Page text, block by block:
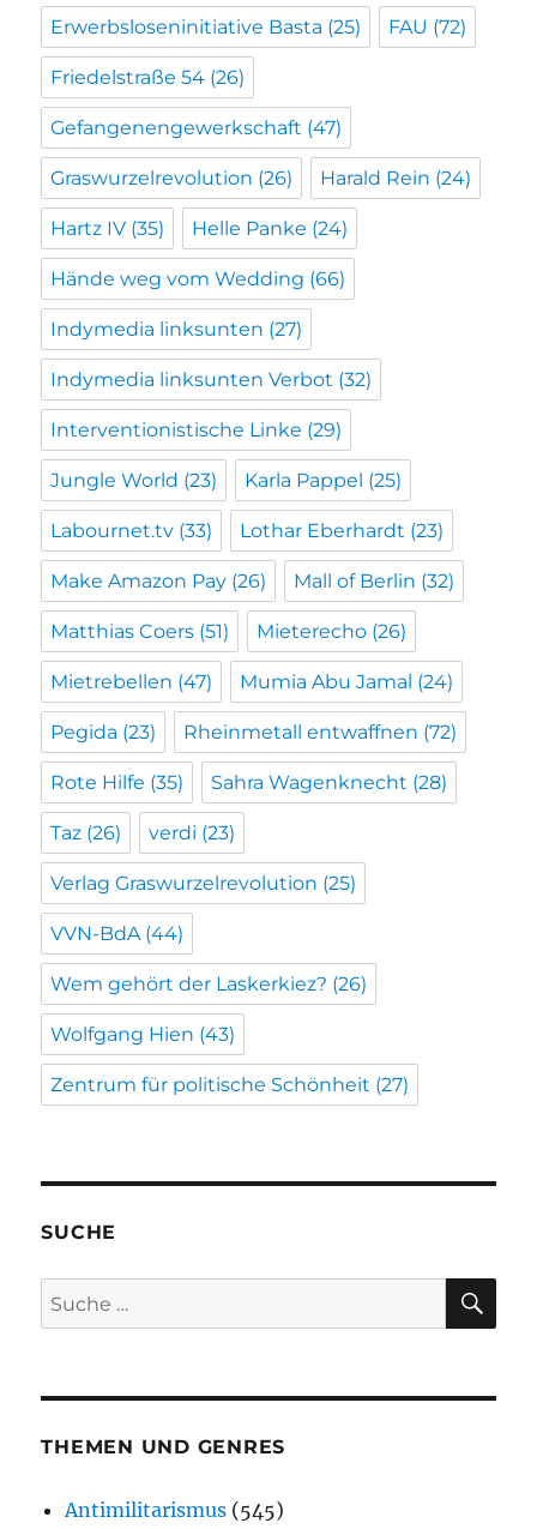
Erwerbsloseninitiative Basta (25) FAU (72)
Friedelstraße 54 (26)
Gefangenengewerkschaft (47)
Graswurzelrevolution (26) Harald Rein (24)
Hartz IV (35) Helle Panke (24)
Hände weg vom Wedding (66)
Indymedia linksunten (27)
Indymedia linksunten Verbot (32)
Interventionistische Linke (29)
Jungle World (23) Karla Pappel (25)
Labournet.tv (33) Lothar Eberhardt (23)
Make Amazon Pay (26) Mall of Berlin (32)
Matthias Coers (51) Mieterecho (26)
Mietrebellen (47) Mumia Abu Jamal (24)
Pegida (23) Rheinmetall entwaffnen (72)
Rote Hilfe (35) Sahra Wagenknecht (28)
Taz (26) verdi (23)
Verlag Graswurzelrevolution (25)
VVN-BdA (44)
Wem gehört der Laskerkiez? (26)
Wolfgang Hien (43)
Zentrum für politische Schönheit (27)
SUCHE
Suche
nach:
THEMEN UND GENRES
Antimilitarismus (545)